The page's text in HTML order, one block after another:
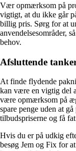
Vær opmærksom på
vigtigt, at du ikke går
billig pris. Sørg for at
anvendelsesområder,
behov.
Afsluttende
At finde flydende
kan være en vigtig del
være opmærksom på
spare penge uden at
tilbudspriserne og få
Hvis du er på udkig
besøg Jem og Fix for